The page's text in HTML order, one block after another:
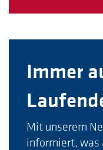
Immer
Mit unserem
informiert,